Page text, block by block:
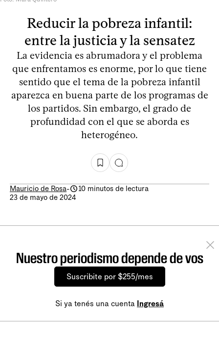
Reducir la pobreza infantil:
entre la justicia y la sensatez
La evidencia es abrumadora y el problema
que enfrentamos es enorme, por lo que tiene
sentido que el tema de la pobreza infantil
aparezca en buena parte de los programas de
los partidos. Sin embargo, el grado de
profundidad con el que se aborda es
heterogéneo.
Mauricio de Rosa-
10 minutos de lectura
23 de mayo de 2024
Nuestro periodismo depende de vos
Suscribite por $255/mes
Si ya tenés una cuenta Ingresá